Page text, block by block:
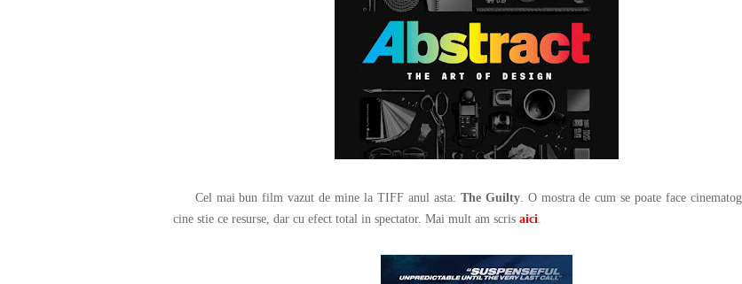
Cel mai bun film vazut de mine la TIFF anul asta: The Guilty. O mostra de cum se poate face
cine stie ce resurse, dar cu efect total in spectator. Mai mult am scris aici.